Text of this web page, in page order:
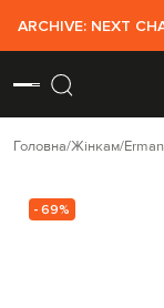
ARCHIVE: NEXT
Головна Жінкам
- 69%